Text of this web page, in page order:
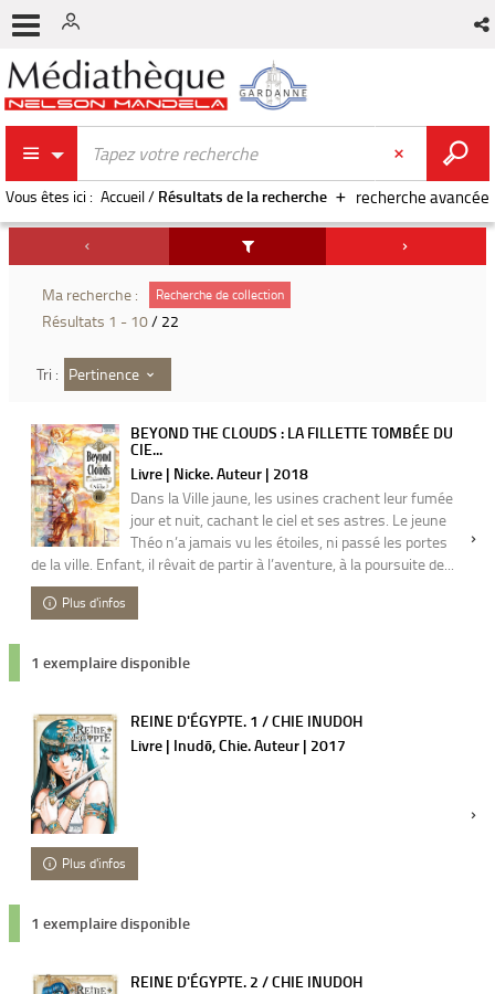
recherche avancée
Vous êtes ici : Accueil/ Résultats de la recherche
Ma recherche : Recherche de collection
Résultats 1 - 10/ 22
Tri : Pertinence
BEYOND THE CLOUDS : LA FILLETTE TOMBÉE DU
CIE...
Livre | Nicke. Auteur | 2018
Dans la Ville jaune, les usines crachent leur fumée
jour et nuit, cachant le ciel et ses astres. Le jeune
Théo n’a jamais vu les étoiles, ni passé les portes
de la ville. Enfant, il rêvait de partir à l’aventure, à la poursuite de...
Plus d'infos
1 exemplaire disponible
REINE D'ÉGYPTE. 1 / CHIE INUDOH
Livre | Inudō, Chie. Auteur | 2017
Plus d'infos
1 exemplaire disponible
REINE D'ÉGYPTE. 2 / CHIE INUDOH